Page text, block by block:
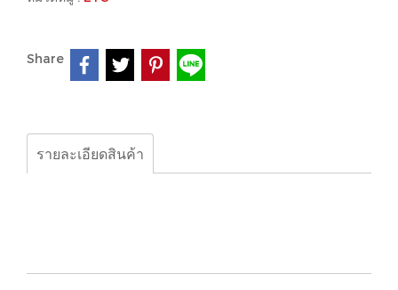
Share
รายละเอียดสินค้า